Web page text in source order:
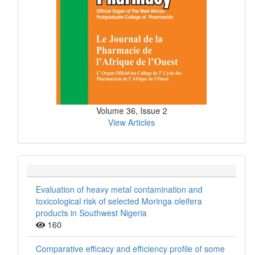
Volume 36, Issue 2
View Articles
Evaluation of heavy metal contamination and
toxicological risk of selected Moringa oleifera
products in Southwest Nigeria
160
Comparative efficacy and efficiency profile of some